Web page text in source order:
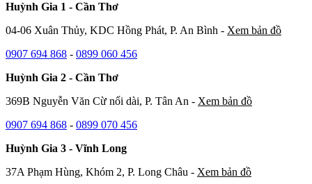
Huỳnh Gia 1 - Cần Thơ
04-06 Xuân Thủy, KDC Hồng Phát, P. An Bình - Xem bản đồ
0907 694 868 - 0899 060 456
Huỳnh Gia 2 - Cần Thơ
369B Nguyễn Văn Cừ nối dài, P. Tân An - Xem bản đồ
0907 694 868 - 0899 070 456
Huỳnh Gia 3 - Vĩnh Long
37A Phạm Hùng, Khóm 2, P. Long Châu - Xem bản đồ